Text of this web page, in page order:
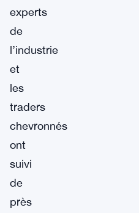
experts
de
l’industrie
et
les
traders
chevronnés
ont
suivi
de
près